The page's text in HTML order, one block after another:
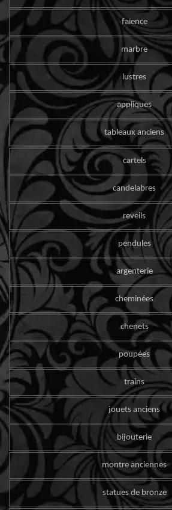
faïence
marbre
lustres
appliques
tableaux anciens
cartels
candelabres
reveils
pendules
argenterie
cheminées
chenets
poupées
trains
jouets anciens
bijouterie
montre anciennes
statues de bronze